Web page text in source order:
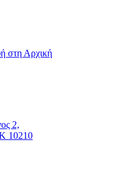
στη Αρχική
2,
10210